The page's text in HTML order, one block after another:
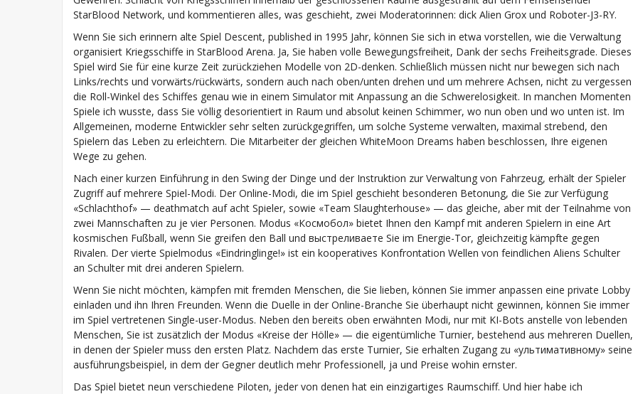
StarBlood Network, und kommentieren alles, was geschieht, zwei Moderatorinnen: dick Alien Grox und Roboter-J3-RY.
Wenn Sie sich erinnern alte Spiel Descent, published in 1995 Jahr, können Sie sich in etwa vorstellen, wie die Verwaltung
organisiert Kriegsschiffe in StarBlood Arena. Ja, Sie haben volle Bewegungsfreiheit, Dank der sechs Freiheitsgrade. Dieses
Spiel wird Sie für eine kurze Zeit zurückziehen Modelle von 2D-denken. Schließlich müssen nicht nur bewegen sich nach
Links/rechts und vorwärts/rückwärts, sondern auch nach oben/unten drehen und um mehrere Achsen, nicht zu vergessen
die Roll-Winkel des Schiffes genau wie in einem Simulator mit Anpassung an die Schwerelosigkeit. In manchen Momenten
Spiele ich wusste, dass Sie völlig desorientiert in Raum und absolut keinen Schimmer, wo nun oben und wo unten ist. Im
Allgemeinen, moderne Entwickler sehr selten zurückgegriffen, um solche Systeme verwalten, maximal strebend, den
Spielern das Leben zu erleichtern. Die Mitarbeiter der gleichen WhiteMoon Dreams haben beschlossen, Ihre eigenen
Wege zu gehen.
Nach einer kurzen Einführung in den Swing der Dinge und der Instruktion zur Verwaltung von Fahrzeug, erhält der Spieler
Zugriff auf mehrere Spiel-Modi. Der Online-Modi, die im Spiel geschieht besonderen Betonung, die Sie zur Verfügung
«Schlachthof» — deathmatch auf acht Spieler, sowie «Team Slaughterhouse» — das gleiche, aber mit der Teilnahme von
zwei Mannschaften zu je vier Personen. Modus «Космобол» bietet Ihnen den Kampf mit anderen Spielern in eine Art
kosmischen Fußball, wenn Sie greifen den Ball und выстреливаете Sie im Energie-Tor, gleichzeitig kämpfte gegen
Rivalen. Der vierte Spielmodus «Eindringlinge!» ist ein kooperatives Konfrontation Wellen von feindlichen Aliens Schulter
an Schulter mit drei anderen Spielern.
Wenn Sie nicht möchten, kämpfen mit fremden Menschen, die Sie lieben, können Sie immer anpassen eine private Lobby
einladen und ihn Ihren Freunden. Wenn die Duelle in der Online-Branche Sie überhaupt nicht gewinnen, können Sie immer
im Spiel vertretenen Single-user-Modus. Neben den bereits oben erwähnten Modi, nur mit KI-Bots anstelle von lebenden
Menschen, Sie ist zusätzlich der Modus «Kreise der Hölle» — die eigentümliche Turnier, bestehend aus mehreren Duellen,
in denen der Spieler muss den ersten Platz. Nachdem das erste Turnier, Sie erhalten Zugang zu «ультимативному» seine
ausführungsbeispiel, in dem der Gegner deutlich mehr Professionell, ja und Preise wohin ernster.
Das Spiel bietet neun verschiedene Piloten, jeder von denen hat ein einzigartiges Raumschiff. Und hier habe ich